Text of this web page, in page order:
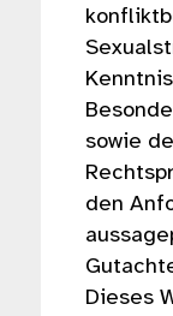
sowie
den
Dieses